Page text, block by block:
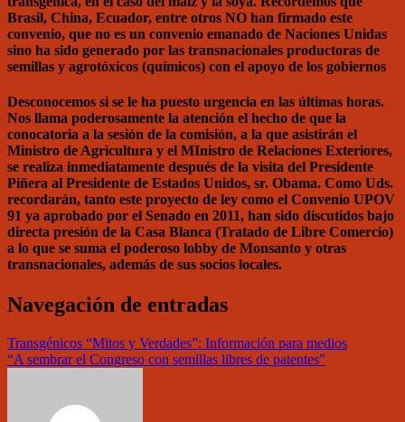
Brasil, China, Ecuador, entre otros NO han firmado este
convenio, que no es un convenio emanado de Naciones Unidas
sino ha sido generado por las transnacionales productoras de
semillas y agrotóxicos (químicos) con el apoyo de los gobiernos
Desconocemos si se le ha puesto urgencia en las últimas horas.
Nos llama poderosamente la atención el hecho de que la
conocatoria a la sesión de la comisión, a la que asistirán el
Ministro de Agricultura y el MInistro de Relaciones Exteriores,
se realiza inmediatamente después de la visita del Presidente
Piñera al Presidente de Estados Unidos, sr. Obama. Como Uds.
recordarán, tanto este proyecto de ley como el Convenio UPOV
91 ya aprobado por el Senado en 2011, han sido discutidos bajo
directa presión de la Casa Blanca (Tratado de Libre Comercio)
a lo que se suma el poderoso lobby de Monsanto y otras
transnacionales, además de sus socios locales.
Navegación de entradas
Transgénicos “Mitos y Verdades”: Información para medios
“A sembrar el Congreso con semillas libres de patentes”